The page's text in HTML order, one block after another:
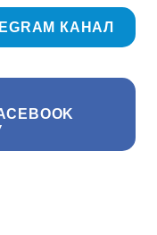
КАНАЛ